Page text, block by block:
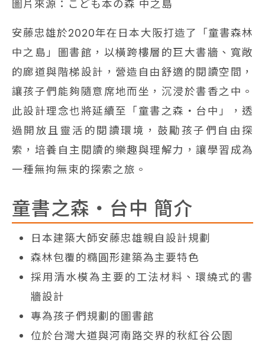
圖片來源：こども本の森 中之島
安藤忠雄於2020年在日本大阪打造了「童書森林
中之島」圖書館，以橫跨樓層的巨大書牆、寬敞
的廊道與階梯設計，營造自由舒適的閱讀空間，
讓孩子們能夠隨意席地而坐，沉浸於書香之中。
此設計理念也將延續至「童書之森・台中」，透
過開放且靈活的閱讀環境，鼓勵孩子們自由探
索，培養自主閱讀的樂趣與理解力，讓學習成為
一種無拘無束的探索之旅。
童書之森・台中 簡介
日本建築大師安藤忠雄親自設計規劃
森林包覆的橢圓形建築為主要特色
採用清水模為主要的工法材料、環繞式的書
牆設計
專為孩子們規劃的圖書館
位於台灣大道與河南路交界的秋紅谷公園